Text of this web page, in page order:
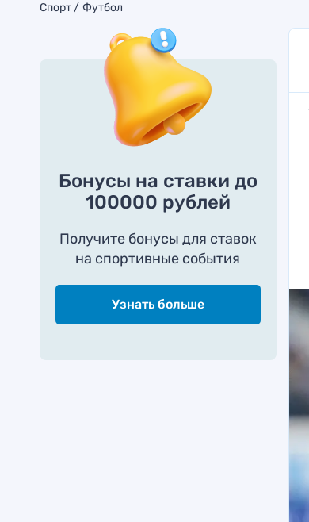
Спорт Футбол
Бонусы на ставки до
100000 рублей
Получите бонусы для ставок
на спортивные события
Узнать больше